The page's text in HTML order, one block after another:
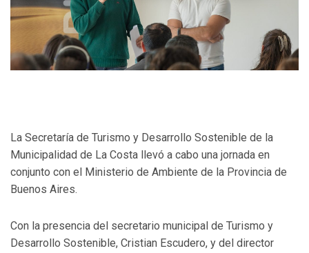
La Secretaría de Turismo y Desarrollo Sostenible de la
Municipalidad de La Costa llevó a cabo una jornada en
conjunto con el Ministerio de Ambiente de la Provincia de
Buenos Aires.
Con la presencia del secretario municipal de Turismo y
Desarrollo Sostenible, Cristian Escudero, y del director